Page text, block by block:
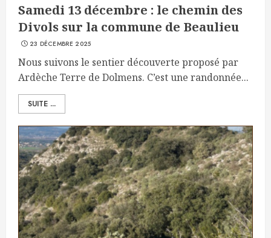
Samedi 13 décembre : le chemin des
Divols sur la commune de Beaulieu
23 DÉCEMBRE 2025
Nous suivons le sentier découverte proposé par
Ardèche Terre de Dolmens. C’est une randonnée...
SUITE ...